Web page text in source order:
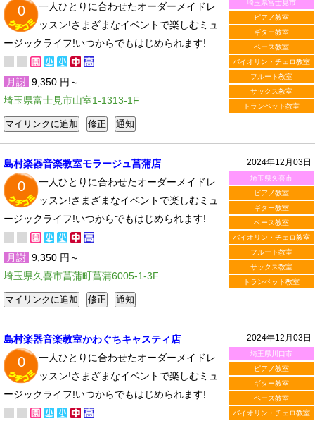
埼玉県富士見市
ピアノ教室
ギター教室
ベース教室
バイオリン・チェロ教室
フルート教室
サックス教室
トランペット教室
0
一人ひとりに合わせたオーダーメイドレ
ッスン!さまざまなイベントで楽しむミュ
ージックライフ!いつからでもはじめられます!
月謝 9,350 円～
埼玉県富士見市山室1-1313-1F
2024年12月03日
埼玉県久喜市
ピアノ教室
ギター教室
ベース教室
バイオリン・チェロ教室
フルート教室
サックス教室
トランペット教室
島村楽器音楽教室モラージュ菖蒲店
0
一人ひとりに合わせたオーダーメイドレ
ッスン!さまざまなイベントで楽しむミュ
ージックライフ!いつからでもはじめられます!
月謝 9,350 円～
埼玉県久喜市菖蒲町菖蒲6005-1-3F
2024年12月03日
埼玉県川口市
ピアノ教室
ギター教室
ベース教室
バイオリン・チェロ教室
島村楽器音楽教室かわぐちキャスティ店
0
一人ひとりに合わせたオーダーメイドレ
ッスン!さまざまなイベントで楽しむミュ
ージックライフ!いつからでもはじめられます!